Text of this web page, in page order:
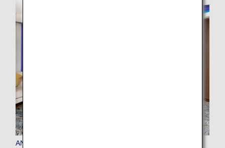
ANA x ヴィラフォンテーヌ コラボルーム